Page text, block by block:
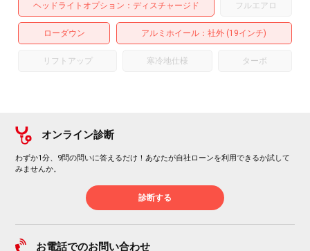
ヘッドライトオプション ディスチャージド フルエアロ
ローダウン アルミホイール ：社外 (19インチ)
リフトアップ 寒冷地仕様 ターボ
オンライン診断
わずか1分、9問の問いに答えるだけ！あなたが自社ローンを利用できるか試して
みませんか。
診断する
お電話でのお問い合わせ